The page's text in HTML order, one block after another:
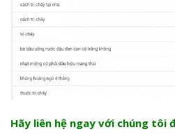
Hãy liên hệ ngay với chúng tôi